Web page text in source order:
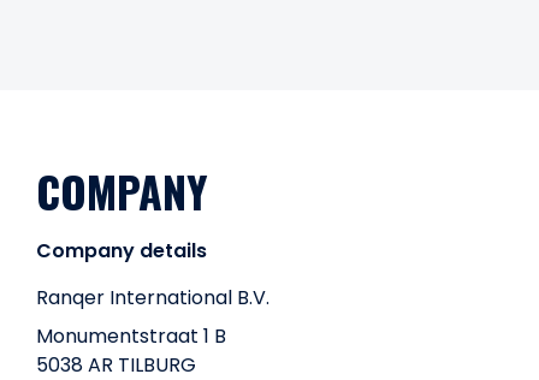
COMPANY
Company details
Ranqer International B.V.
Monumentstraat 1 B
5038 AR TILBURG